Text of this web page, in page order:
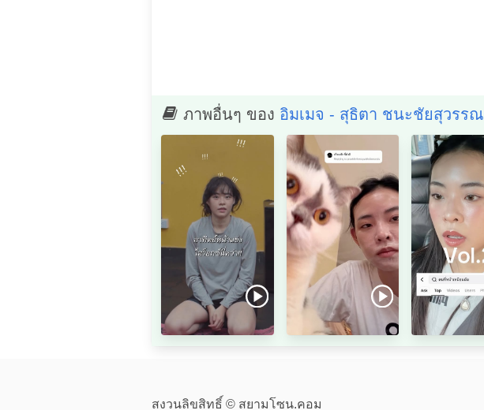
ภาพอื่นๆ ของ อิมเมจ - สุธิตา ชนะชัยสุวรรณ
สงวนลิขสิทธิ์ © สยามโซน.คอม